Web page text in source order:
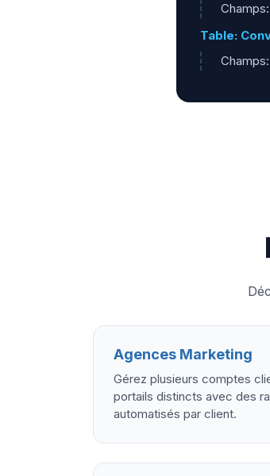
Table:
Agences Marketing
Gérez plusieurs comptes
portails distincts avec des
automatisés par client.